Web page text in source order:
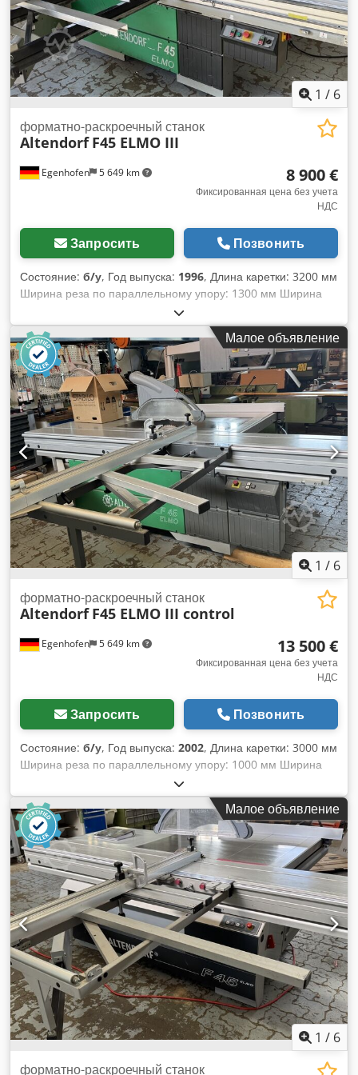
линейки: цифровой дисплей Поперечная линейка с
функцией углового реза: да Диаметр пильного диска: 450
мм Количество скоростей: 4 Мощность двигателя: 5,5 кВт
Codpfxey Ai I Ns Algorf Пылеотводящие патрубки: 80 и 120
мм Длина станка: 2200 мм Ширина станка: 2000 мм Вес:
1200 кг
1 / 6
Egenhofen 5 649 km
форматно-раскроечный станок
Altendorf F45 ELMO III
8 900 €
Фиксированная цена без учета
НДС
Запросить Позвонить
Состояние: б/у, Год выпуска: 1996, Длина каретки: 3200 мм
Ширина реза по параллельному упору: 1300 мм Ширина
реза по торцовому упору: 3200 мм Глубина пропила: 145
мм Подрезная пила: нет Регулировка высоты пильного
диска: электрическая Регулировка угла наклона пильного
диска: электрическая Регулировка параллельного упора:
электрическая Регулировка торцового упора: ручная
Индикатор угла диска: цифровой дисплей Индикатор
высоты пропила: - Индикатор параллельного упора:
цифровой дисплей Cjdpeyq Rz Ssfx Algorf Индикатор
торцовой линейки: шкала Диаметр пильного диска: 450 мм
Количество скоростей: 4 Мощность двигателя: 5,5 кВт
Патрубок для аспирации: 80 и 120 мм Длина станка: 4000
мм Ширина станка: 2200 мм Вес: 1200 кг
Малое объявление
1 / 6
Egenhofen 5 649 km
форматно-раскроечный станок
Altendorf F45 ELMO III control
13 500 €
Фиксированная цена без учета
НДС
Запросить Позвонить
Состояние: б/у, Год выпуска: 2002, Длина каретки: 3000 мм
Ширина реза по параллельному упору: 1000 мм Ширина
реза по торцовому упору: 3200 мм Глубина реза: 154 мм
Подрезная пила: нет Регулировка высоты пильного диска:
электрическая / позиционное управление Регулировка
наклона пильного диска: электрическая / позиционное
управление Crodpfjzhm Dpsx Algjf Регулировка
параллельного упора: электрическая / позиционное
управление Регулировка торцового упора: ручная Дисплей
угла пильного диска: цифровой дисплей Дисплей высоты
реза: цифровой дисплей Дисплей параллельного упора:
цифровой дисплей Дисплей торцовой линейки: шкала
Торцовая линейка с функцией угловой резки: да Диаметр
пильного диска: 450 мм Частот вращения: 4 Мощность
двигателя: 5,5 кВт Патрубок для отсоса: 80 и 120 мм Длина
машины: 3200 мм Ширина машины: 2000 мм Вес: 1200 кг
Малое объявление
1 / 6
форматно-раскроечный станок